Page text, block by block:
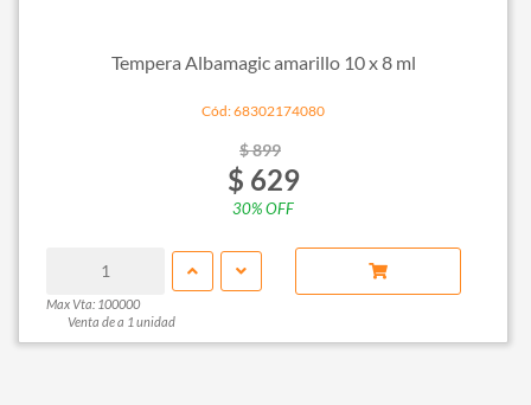
Tempera Albamagic amarillo 10 x 8 ml
Cód: 68302174080
$ 899
$ 629
30% OFF
Max Vta: 100000
Venta de a 1 unidad